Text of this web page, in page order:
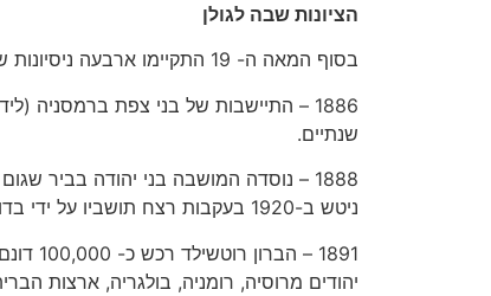
הציונות שבה לגולן
בסוף המאה ה- 19 התקיימו ארבעה ניסיונות של יהודים להתיישב בגולן ובחורן:
1886 – התיישבות של בני צפת ברמסניה
שנתיים.
1888 – נוסדה המושבה בני יהודה בביר
ניטש ב-1920 בעקבות רצח תושביו על ידי בדואים.
1891 –
יהודים מרוסיה, רומניה, בולגריה, ארצות